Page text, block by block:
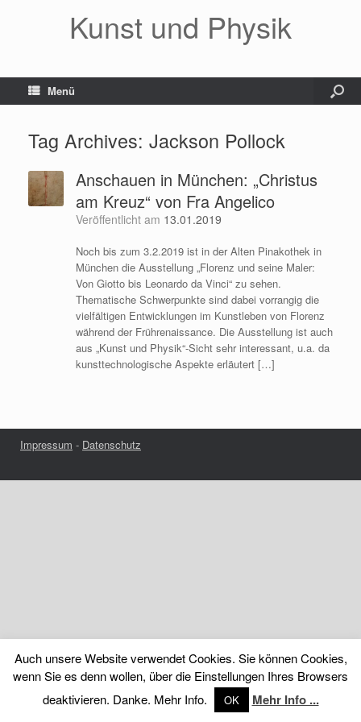
Kunst und Physik
Menü
Tag Archives: Jackson Pollock
Anschauen in München: „Christus
am Kreuz“ von Fra Angelico
Veröffentlicht am 13.01.2019
Noch bis zum 3.2.2019 ist in der Alten Pinakothek in
München die Ausstellung „Florenz und seine Maler:
Von Giotto bis Leonardo da Vinci“ zu sehen.
Thematische Schwerpunkte sind dabei vorrangig die
vielfältigen Entwicklungen im Kunstleben von Florenz
während der Frührenaissance. Die Ausstellung ist auch
aus „Kunst und Physik“-Sicht sehr interessant, u.a. da
kunsttechnologische Aspekte erläutert […]
Impressum - Datenschutz
Auch unsere Website verwendet Cookies. Sie können Cookies,
wenn Sie es denn wollen, über die Einstellungen Ihres Browsers
deaktivieren. Danke. Mehr Info.
OK Mehr Info ...